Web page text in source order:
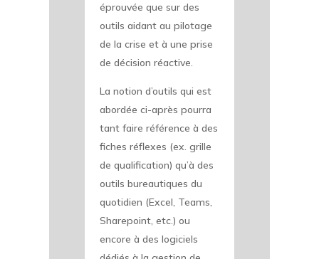
éprouvée que sur des
outils aidant au pilotage
de la crise et à une prise
de décision réactive.
La notion d’outils qui est
abordée ci-après pourra
tant faire référence à des
fiches réflexes (ex. grille
de qualification) qu’à des
outils bureautiques du
quotidien (Excel, Teams,
Sharepoint, etc.) ou
encore à des logiciels